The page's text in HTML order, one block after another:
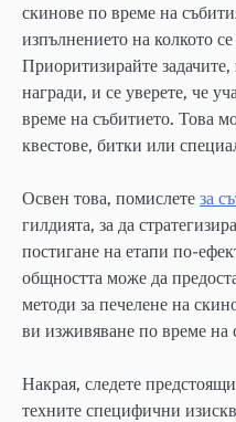
скинове по време на
изпълнението на колкото
Приоритизирайте
награди, и се уверете, че
време на събитието. Това
квестове, битки или
Освен това, помислете за
гилдията, за да
постигане на етапи по-
общността може да
методи за печелене на
ви изживяване по време на
Накрая, следете
техните специфични